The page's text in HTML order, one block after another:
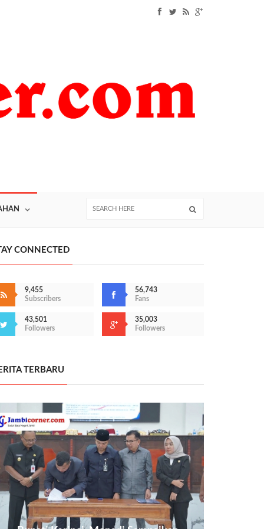
CONNECTED
9,455
Subscribers
56,743
Fans
43,501
Followers
35,003
Followers
TERBARU